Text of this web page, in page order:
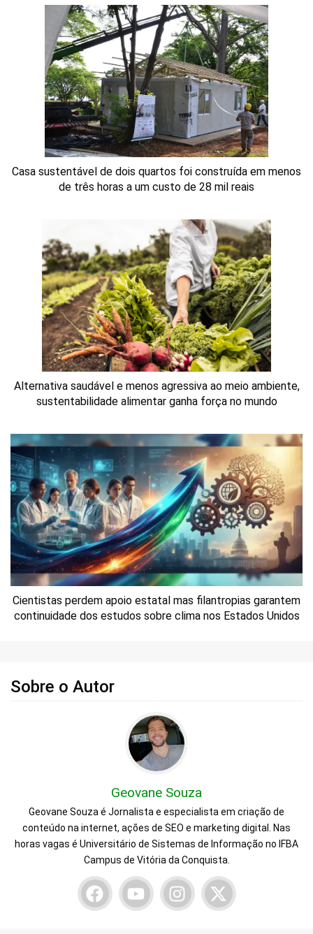
Casa sustentável de dois quartos foi construída em menos
de três horas a um custo de 28 mil reais
Alternativa saudável e menos agressiva ao meio ambiente,
sustentabilidade alimentar ganha força no mundo
Cientistas perdem apoio estatal mas filantropias garantem
continuidade dos estudos sobre clima nos Estados Unidos
Sobre o Autor
Geovane Souza
Geovane Souza é Jornalista e especialista em criação de
conteúdo na internet, ações de SEO e marketing digital. Nas
horas vagas é Universitário de Sistemas de Informação no IFBA
Campus de Vitória da Conquista.